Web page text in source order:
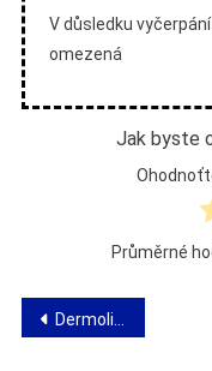
V důsledku
omezená
Jak byste
Průměrné
Navigace
Dermolios – názor na esenciální olej pro péči o citlivou pokožku